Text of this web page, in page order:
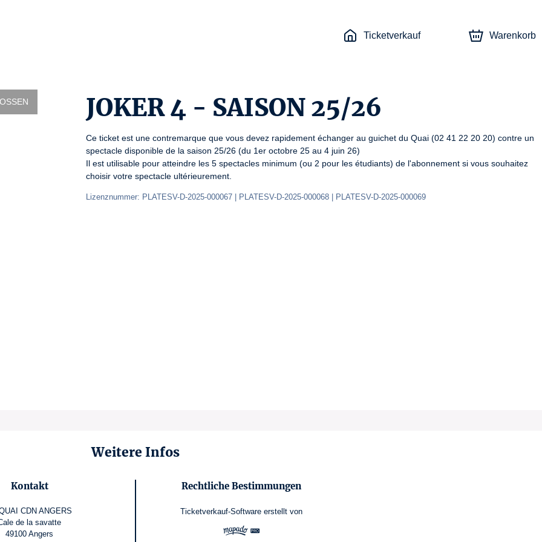
Ticketverkauf Warenkorb
JOKER 4 - SAISON 25/26
Ce ticket est une contremarque que vous devez rapidement échanger au guichet du Quai (02 41 22 20 20) contre un
spectacle disponible de la saison 25/26 (du 1er octobre 25 au 4 juin 26)
Il est utilisable pour atteindre les 5 spectacles minimum (ou 2 pour les étudiants) de l'abonnement si vous souhaitez
choisir votre spectacle ultérieurement.
Lizenznummer: PLATESV-D-2025-000067 | PLATESV-D-2025-000068 | PLATESV-D-2025-000069
Weitere Infos
Kontakt
CDN ANGERS
de la savatte
49100 Angers
Rechtliche Bestimmungen
Ticketverkauf-Software erstellt von